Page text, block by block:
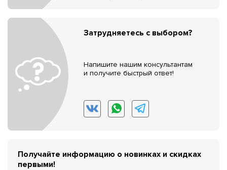
Затрудняетесь с выбором?
Напишите нашим консультантам
и получите быстрый ответ!
Получайте информацию о новинках и скидках
первыми!